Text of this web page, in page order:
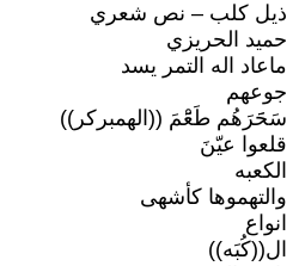
ذيل كلب – نص شعري
حميد الحريزي
ماعاد اله التمر يسد
جوعهم
سَحََرَهُم طَعََْمَ ((الهمبركر))
قلعوا عيّنَ
الكعبه
والتهموها كأشهى
انواع
ال((كُبَه))